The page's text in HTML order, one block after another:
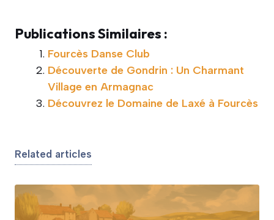
Publications Similaires :
Fourcès Danse Club
Découverte de Gondrin : Un Charmant
Village en Armagnac
Découvrez le Domaine de Laxé à Fourcès
Related articles